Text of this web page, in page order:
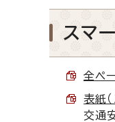
スマ
全ペ
表紙
交通